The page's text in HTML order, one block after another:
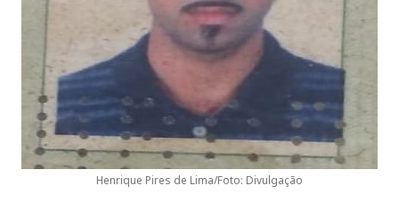
Henrique Pires de Lima/Foto: Divulgação